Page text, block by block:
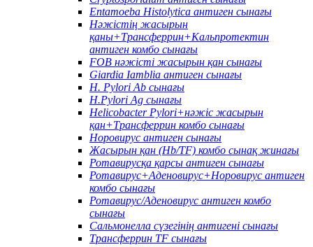
Entamoeba Histolytica антиген сынағы
Нәжістің жасырын
қаны+Трансферрин+Кальпротектин
антиген комбо сынағы
FOB нәжісті жасырын қан сынағы
Giardia Iamblia антиген сынағы
H. Pylori Ab сынағы
H.Pylori Ag сынағы
Helicobacter Pylori+нәжіс жасырын
қан+Трансферрин комбо сынағы
Норовирус антиген сынағы
Жасырын қан (Hb/TF) комбо сынақ жинағы
Ротавирусқа қарсы антиген сынағы
Ротавирус+Аденовирус+Норовирус антиген
комбо сынағы
Ротавирус/Аденовирус антиген комбо
сынағы
Сальмонелла сүзегінің антигені сынағы
Трансферрин TF сынағы